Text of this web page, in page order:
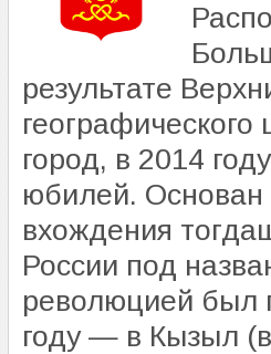
результате
город, в 2014
юбилей. Основан
вхождения
России под
революцией был
году — в Кызыл